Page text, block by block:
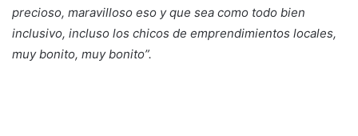
precioso, maravilloso eso y que sea como todo bien
inclusivo, incluso los chicos de emprendimientos locales,
muy bonito, muy bonito”.